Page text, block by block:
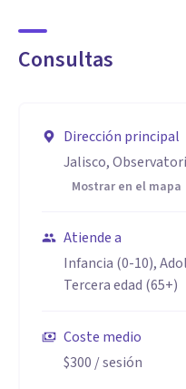
Consultas
Dirección principal
Jalisco,
Mostrar en el mapa
Atiende a
Infancia (0-10),
Tercera edad (65+)
Coste medio
$300 / sesión